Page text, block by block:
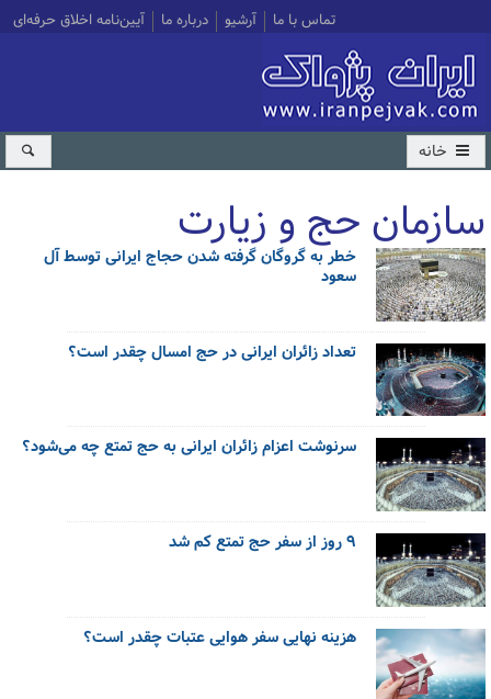
تماس با ما آرشیو درباره ما آیین‌نامه اخلاق حرفه‌ای
خانه
سازمان حج و زیارت
کل اخبار:71 خطر به گروگان گرفته شدن حجاج ایرانی توسط آل
سعود
تعداد زائران ایرانی در حج امسال چقدر است؟
سرنوشت اعزام زائران ایرانی به حج تمتع چه می‌شود؟
۹ روز از سفر حج تمتع کم شد
هزینه نهایی سفر هوایی عتبات چقدر است؟